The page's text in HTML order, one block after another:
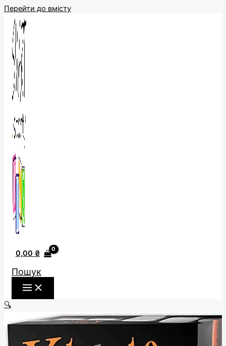
Перейти до вмісту
0,00 ₴
Пошук
🔍